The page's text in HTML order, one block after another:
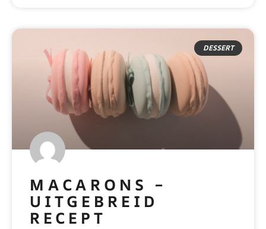
DESSERT
MACARONS –
UITGEBREID
RECEPT